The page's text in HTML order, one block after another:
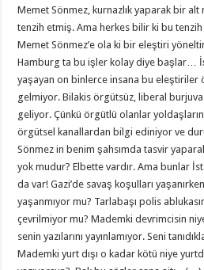
Memet Sönmez, kurnazlık yaparak bir alt
tenzih etmiş. Ama herkes bilir ki bu
Memet Sönmez’e ola ki bir eleştiri
Hamburg ta bu işler kolay diye başlar…
yaşayan on binlerce insana bu
gelmiyor. Bilakis örgütsüz, liberal
geliyor. Çünkü örgütlü olanlar
örgütsel kanallardan bilgi ediniyor ve
Sönmez in benim şahsımda tasvir yaparak
yok mudur? Elbette vardır. Ama bunlar
da var! Gazi’de savaş koşulları
yaşanmıyor mu? Tarlabaşı polis
çevrilmiyor mu? Mademki devrimcisin
senin yazılarını yayınlamıyor. Seni
Mademki yurt dışı o kadar kötü niye